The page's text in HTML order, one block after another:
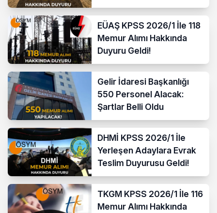
EÜAŞ KPSS 2026/1 İle 118
Memur Alımı Hakkında
Duyuru Geldi!
Gelir İdaresi Başkanlığı
550 Personel Alacak:
Şartlar Belli Oldu
DHMİ KPSS 2026/1 İle
Yerleşen Adaylara Evrak
Teslim Duyurusu Geldi!
TKGM KPSS 2026/1 İle 116
Memur Alımı Hakkında